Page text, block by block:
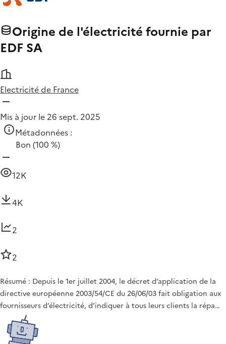
Origine de l'électricité fournie par
EDF SA
Electricité de France
Mis à jour le 26 sept. 2025
Métadonnées :
Bon (100 %)
12K
4K
2
2
Résumé : Depuis le 1er juillet 2004, le décret d’application de la
directive européenne 2003/54/CE du 26/06/03 fait obligation aux
fournisseurs d’électricité, d’indiquer à tous leurs clients la répa…